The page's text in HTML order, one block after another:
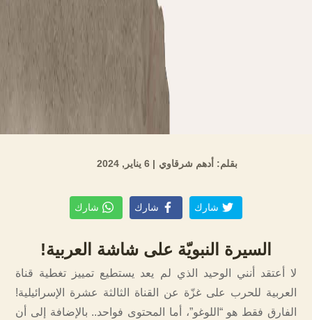
بقلم: أدهم شرقاوي | 6 يناير, 2024
شارك شارك شارك
السيرة النبويّة على شاشة العربية!
لا أعتقد أنني الوحيد الذي لم يعد يستطيع تمييز تغطية قناة
العربية للحرب على غزّة عن القناة الثالثة عشرة الإسرائيلية!
الفارق فقط هو “اللوغو”، أما المحتوى فواحد.. بالإضافة إلى أن